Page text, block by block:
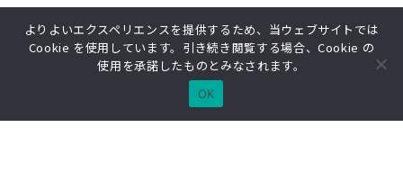
Copyright © MIWA Co.,Ltd. All Rights Reserved.
よりよいエクスペリエンスを提供するため、当ウェブサイトでは
Cookie を使用しています。引き続き閲覧する場合、Cookie の
使用を承諾したものとみなされます。
OK